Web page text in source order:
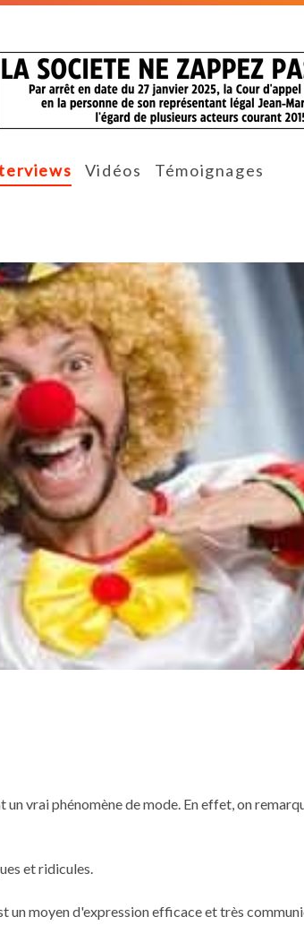
Vidéos Témoignages
vrai phénomène de mode. En effet, on
et ridicules.
un moyen d'expression efficace et très